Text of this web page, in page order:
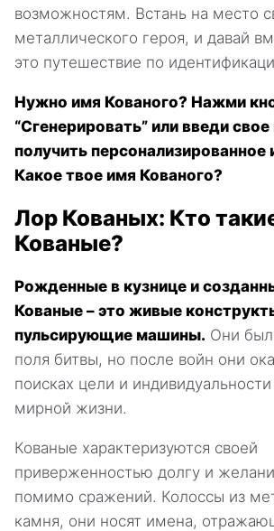
возможностям. Встань на место
металлического героя, и давай
это путешествие по
Нужно имя Кованого? Нажми
“Сгенерировать” или введи
получить персонализированное
Какое твое имя Кованого?
Лор Кованых: Кто
Кованые?
Рожденные в кузнице и
Кованые – это живые
пульсирующие машины. Они
поля битвы, но после войн они
поисках цели и
мирной жизни.
Кованые характеризуются своей
приверженностью долгу и
помимо сражений. Колоссы из
камня, они носят имена,